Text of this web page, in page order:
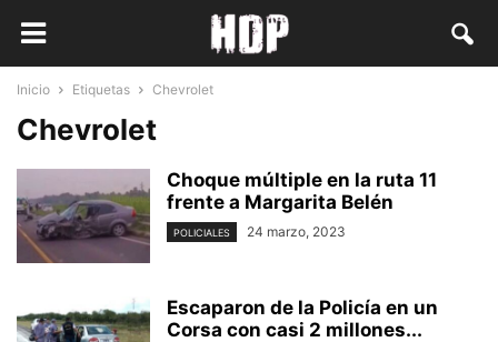
Inicio Etiquetas Chevrolet
Chevrolet
Choque múltiple en la ruta 11
frente a Margarita Belén
POLICIALES 24 marzo, 2023
Escaparon de la Policía en un
Corsa con casi 2 millones...